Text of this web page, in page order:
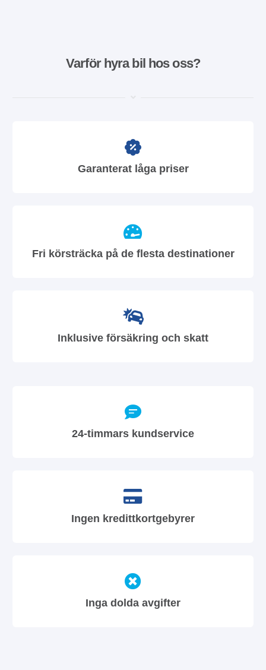
Varför hyra bil hos oss?
Garanterat låga priser
Fri körsträcka på de flesta destinationer
Inklusive försäkring och skatt
24-timmars kundservice
Ingen kredittkortgebyrer
Inga dolda avgifter